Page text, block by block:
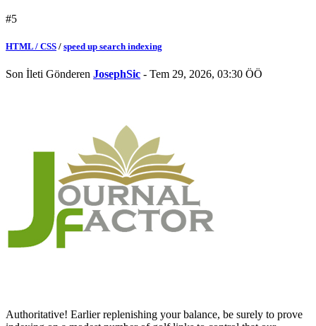
#5
HTML / CSS / speed up search indexing
Son İleti Gönderen JosephSic - Tem 29, 2026, 03:30 ÖÖ
Authoritative! Earlier replenishing your balance, be surely to prove